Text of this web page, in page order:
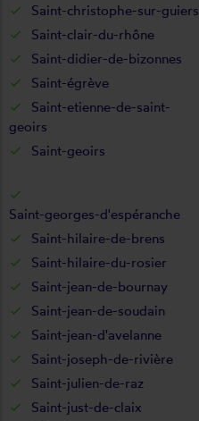
Saint-christophe-sur-guiers
Saint-clair-du-rhône
Saint-didier-de-bizonnes
Saint-égrève
Saint-etienne-de-saint-
geoirs
Saint-geoirs
Saint-georges-d'espéranche
Saint-hilaire-de-brens
Saint-hilaire-du-rosier
Saint-jean-de-bournay
Saint-jean-de-soudain
Saint-jean-d'avelanne
Saint-joseph-de-rivière
Saint-julien-de-raz
Saint-just-de-claix